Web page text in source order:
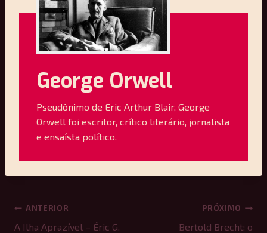
George Orwell
Pseudônimo de Eric Arthur Blair, George
Orwell foi escritor, crítico literário, jornalista
e ensaísta político.
Navegação
ANTERIOR
A Ilha Aprazível – Éric G.
PRÓXIMO
Bertold Brecht: o